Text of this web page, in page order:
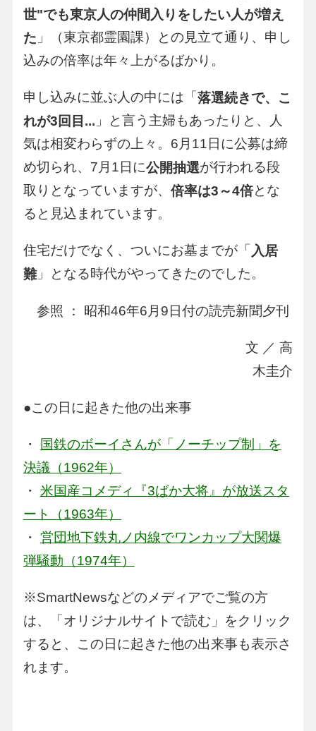
世"でも東京人の仲間入りをしたい人が増え
た 」（東京都霊園課）との見立て通り、申し
込みの倍率は年々上がるばかり。
申し込みに並ぶ人の中には「 落選続きで、こ
れが3回目... 」と言う主婦もあったりと、人
気は相変わらずの上々。6月11日に公募は締
め切られ、7月1日に公開抽選が行われる段
取りとなっていますが、 倍率は3～4倍とな
ると見込まれています。
住宅だけでなく、ついにお墓までが「 入居
難」となる時代がやってきたのでした。
参照 ： 昭和46年6月9日付の読売新聞夕刊
文 ／ 高
木圭介
●この日に起きた他の出来事
・
国鉄のボーイさんが「ノーチップ制」を
決議（1962年）
・ 米国産コメディ『3ばか大将』が放送スタ
ート（1963年）
・ 営団地下鉄丸ノ内線でワンカップ大関爆
弾騒動（1974年）
※SmartNewsなどのメディアでご覧の方
は、「オリジナルサイトで読む」をクリック
すると、この日に起きた他の出来事も表示さ
れます。